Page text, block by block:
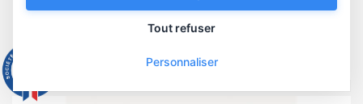
Bases cellulaires et moléculaires du...
21,50 €
Tout refuser
Personnaliser